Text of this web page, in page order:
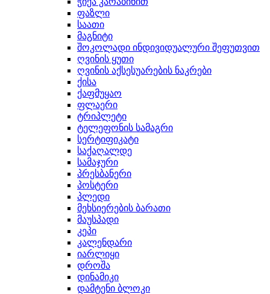
ფაზლი
საათი
მაგნიტი
შოკოლადი ინდივიდუალური შეფუთვით
ღვინის ყუთი
ღვინის აქსესუარების ნაკრები
ქისა
ქაფმუყაო
ფლაერი
ტრიპლეტი
ტელეფონის სამაგრი
სერტიფიკატი
საქაღალდე
სამაჯური
პრესბანერი
პოსტერი
პლედი
მეხსიერების ბარათი
მაუსპადი
კეპი
კალენდარი
იარლიყი
დროშა
დინამიკი
დამტენი ბლოკი